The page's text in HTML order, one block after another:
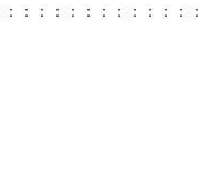
：：：：：：：：：：：